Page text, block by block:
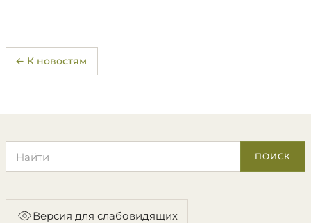
← К новостям
ПОИСК
Версия для слабовидящих